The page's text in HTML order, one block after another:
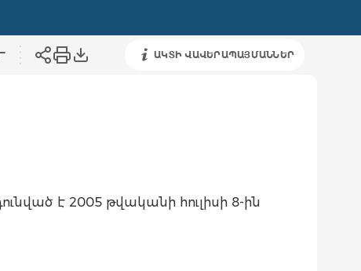
ԱԿՏԻ ՎԱՎԵՐԱՊԱՅՄԱՆՆԵՐ
է 2005 թվականի հուլիսի 8-ին